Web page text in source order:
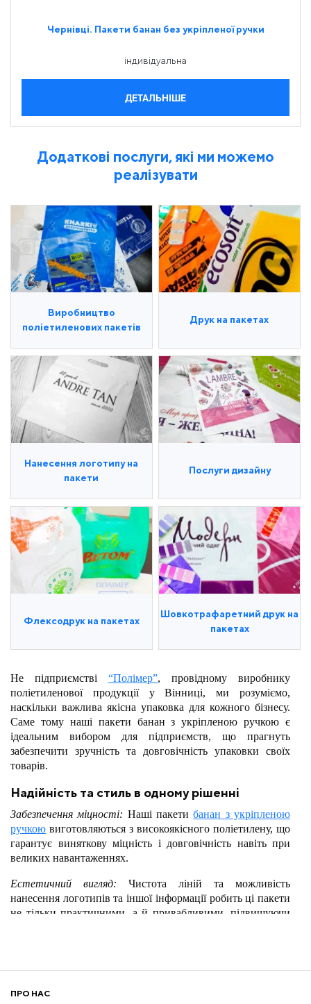
Чернівці. Пакети банан без укріпленої ручки
індивідуальна
ДЕТАЛЬНІШЕ
Додаткові послуги, які ми можемо
реалізувати
Виробництво
поліетиленових пакетів
Друк на пакетах
Нанесення логотипу на
пакети
Послуги дизайну
Флексодрук на пакетах
Шовкотрафаретний друк на
пакетах
Не підприємстві “Полімер”, провідному виробнику
поліетиленової продукції у Вінниці, ми розуміємо,
наскільки важлива якісна упаковка для кожного бізнесу.
Саме тому наші пакети банан з укріпленою ручкою є
ідеальним вибором для підприємств, що прагнуть
забезпечити зручність та довговічність упаковки своїх
товарів.
Надійність та стиль в одному рішенні
Забезпечення міцності: Наші пакетибанан з укріпленою
ручкою виготовляються з високоякісного поліетилену, що
гарантує виняткову міцність і довговічність навіть при
великих навантаженнях.
Естетичний вигляд: Чистота ліній та можливість
нанесення логотипів та іншої інформації робить ці пакети
не тільки практичними, а й привабливими, підвищуючи
підходять для супермаркетів, роздрібних магазинів,
ПРО НАС